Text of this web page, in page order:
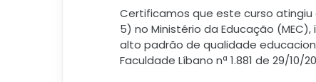
Certificamos que este curso atingiu
5) no Ministério da Educação
alto padrão de qualidade
Faculdade Líbano nª 1.881 de 29/10/